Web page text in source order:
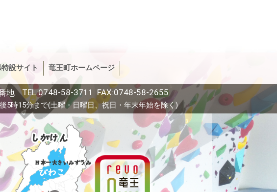
設サイト 竜王町ホームページ
地 TEL:0748-58-3711 FAX:0748-58-2655
5時15分まで(土曜・日曜日、祝日・年末年始を除く)